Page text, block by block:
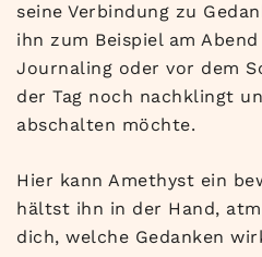
seine Verbindung zu
ihn zum Beispiel am
Journaling oder vor dem
der Tag noch nachklingt
abschalten möchte.
Hier kann Amethyst ein
hältst ihn in der Hand,
dich, welche Gedanken